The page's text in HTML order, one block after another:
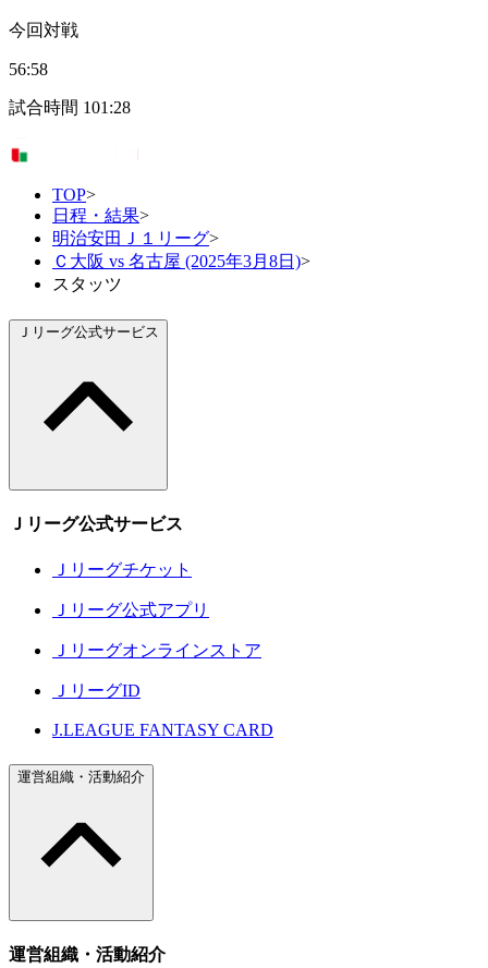
今回対戦
56:58
試合時間 101:28
TOP>
日程・結果>
明治安田Ｊ１リーグ>
Ｃ大阪 vs 名古屋 (2025年3月8日)>
スタッツ
Ｊリーグ公式サービス
Ｊリーグ公式サービス
Ｊリーグチケット
Ｊリーグ公式アプリ
Ｊリーグオンラインストア
ＪリーグID
J.LEAGUE FANTASY CARD
運営組織・活動紹介
運営組織・活動紹介